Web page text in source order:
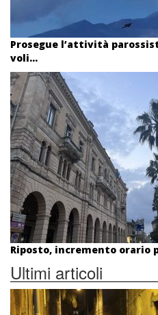
Prosegue l’attività
voli...
Riposto, incremento orario
Ultimi articoli